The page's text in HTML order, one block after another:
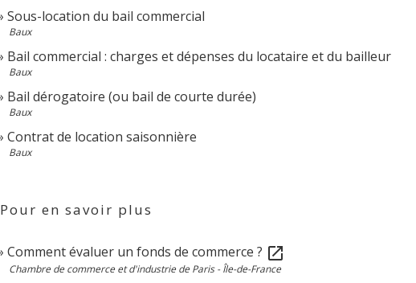
Sous-location du bail commercial
Baux
Bail commercial : charges et dépenses du locataire et du bailleur
Baux
Bail dérogatoire (ou bail de courte durée)
Baux
Contrat de location saisonnière
Baux
Pour en savoir plus
Comment évaluer un fonds de commerce ? open_in_new
Chambre de commerce et d'industrie de Paris - Île-de-France